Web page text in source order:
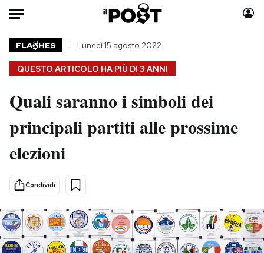
Auto
HOME
Italia
Politica
Tecnologia
Scienza
Economia
Sport
Moda
Consumismi
Altrecose
Mondiali calcio 2026
QUESTO ARTICOLO HA PIÙ DI 3 ANNI
FLA HES Lunedì 15 agosto 2022
Quali saranno i simboli dei
principali partiti alle prossime
elezioni
Condividi